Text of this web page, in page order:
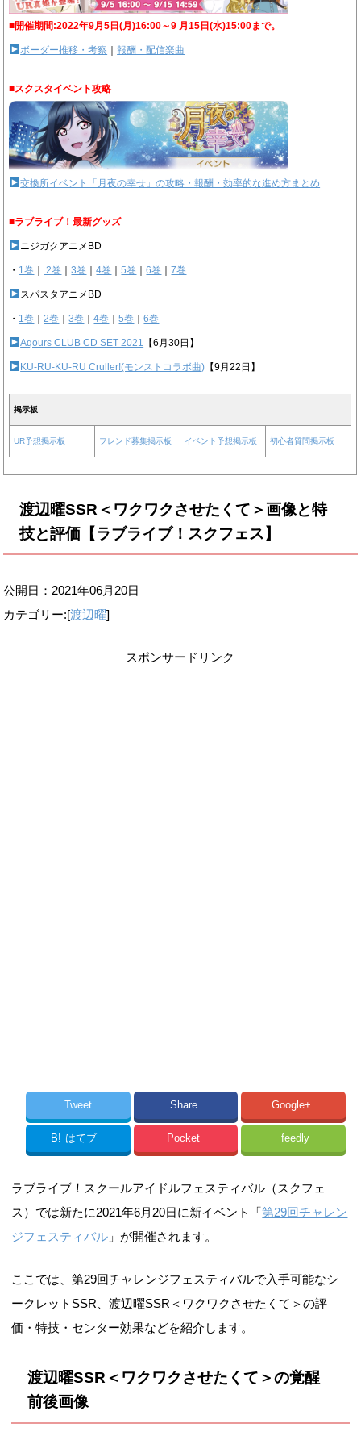
■開催期間:2022年9月5日(月)16:00～9 月15日(水)15:00まで。
ボーダー推移・考察 ｜報酬・配信楽曲
■スクスタイベント攻略
交換所イベント「月夜の幸せ」の攻略・報酬・効率的な進め方まとめ
■ラブライブ！最新グッズ
ニジガクアニメBD
・ 1巻 2巻 ｜3巻 ｜4巻 ｜5巻 ｜6巻 ｜7巻
スパスタアニメBD
・ 1巻 ｜2巻 ｜3巻 ｜4巻 ｜5巻 ｜6巻
Aqours CLUB CD SET 2021 【6月30日】
KU-RU-KU-RU Cruller!(モンストコラボ曲) 【9月22日】
掲示板
UR予想掲示板 フレンド募集掲示板 イベント予想掲示板 初心者質問掲示板
渡辺曜SSR＜ワクワクさせたくて＞画像と特
技と評価【ラブライブ！スクフェス】
公開日： 2021年06月20日
カテゴリー:[渡辺曜]
スポンサードリンク
Tweet Share Google+
B! はてブ Pocket feedly
ラブライブ！スクールアイドルフェスティバル（スクフェ
ス）では新たに2021年6月20日に新イベント「第29回チャレン
ジフェスティバル 」が開催されます。
ここでは、第29回チャレンジフェスティバルで入手可能なシ
ークレットSSR、渡辺曜SSR＜ワクワクさせたくて＞の評
価・特技・センター効果などを紹介します。
渡辺曜SSR＜ワクワクさせたくて＞の覚醒
前後画像